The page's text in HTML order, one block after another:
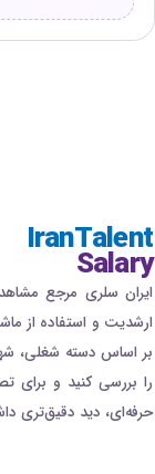
IranTalent
Salary
ایران سلری مرجع
ارشدیت و استفاده از
بر اساس دسته شغلی،
را بررسی کنید و برای
حرفه‌ای، دید دقیق‌تری